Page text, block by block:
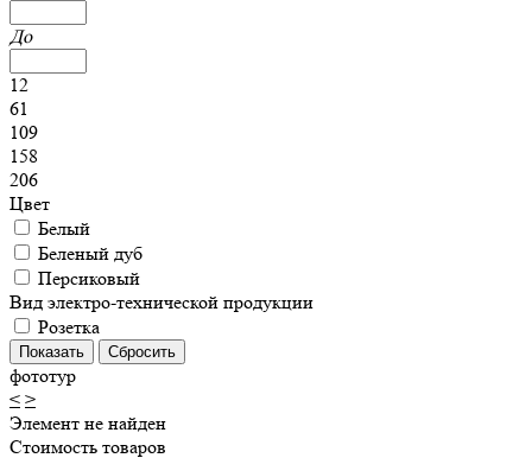
До
12
61
109
158
206
Цвет
Белый
Беленый дуб
Персиковый
Вид электро-технической продукции
Розетка
фототур
< >
Элемент не найден
Стоимость товаров